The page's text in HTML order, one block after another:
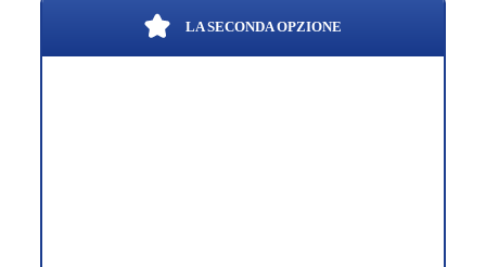
LA SECONDA OPZIONE